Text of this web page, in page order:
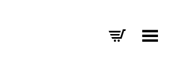
Toggle Menu